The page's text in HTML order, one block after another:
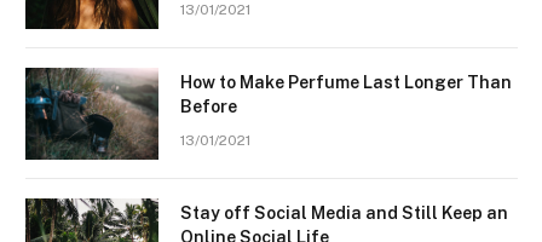
13/01/2021
How to Make Perfume Last Longer Than
Before
13/01/2021
Stay off Social Media and Still Keep an
Online Social Life